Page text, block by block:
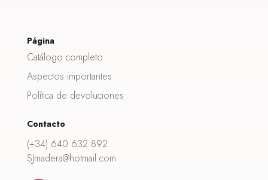
Página
Catálogo completo
Aspectos importantes
Política de devoluciones
Contacto
(+34) 640 632 892
SJmadera@hotmail.com